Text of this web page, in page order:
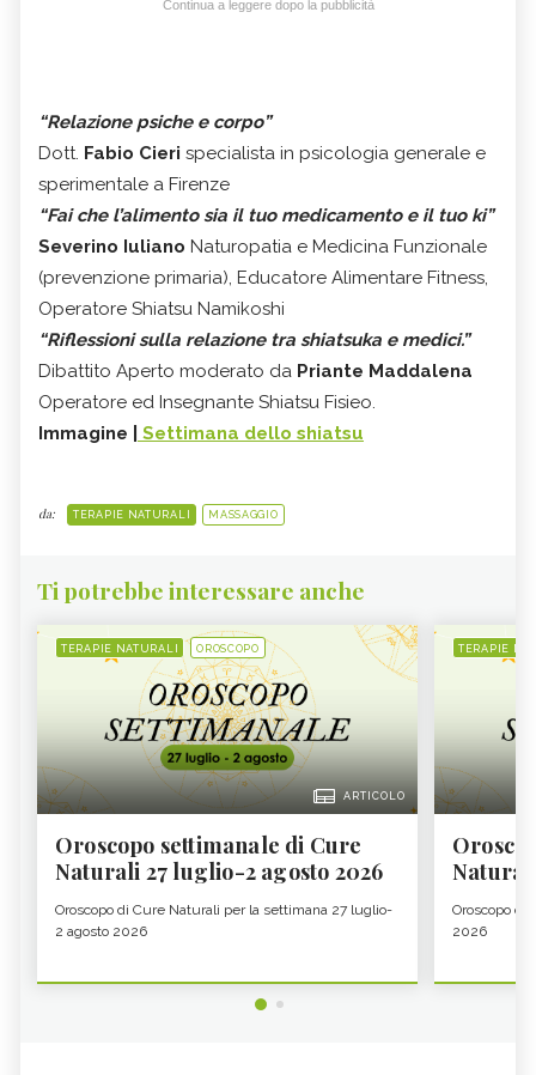
Continua a leggere dopo la pubblicità
“Relazione psiche e corpo”
Dott. Fabio Cieri specialista in psicologia generale e
sperimentale a Firenze
“Fai che l’alimento sia il tuo medicamento e il tuo ki”
Severino Iuliano Naturopatia e Medicina Funzionale
(prevenzione primaria), Educatore Alimentare Fitness,
Operatore Shiatsu Namikoshi
“Riflessioni sulla relazione tra shiatsuka e medici.”
Dibattito Aperto moderato da Priante Maddalena
Operatore ed Insegnante Shiatsu Fisieo.
Immagine |
Settimana dello shiatsu
da: TERAPIE NATURALI MASSAGGIO
Ti potrebbe interessare anche
TERAPIE NATURALI OROSCOPO
ARTICOLO
Oroscopo settimanale di Cure
Naturali 27 luglio-2 agosto 2026
Oroscopo di Cure Naturali per la settimana 27 luglio-
2 agosto 2026
TERAPIE
Oroscopo di
2026